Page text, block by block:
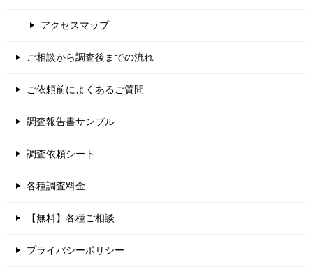
アクセスマップ
ご相談から調査後までの流れ
ご依頼前によくあるご質問
調査報告書サンプル
調査依頼シート
各種調査料金
【無料】各種ご相談
プライバシーポリシー